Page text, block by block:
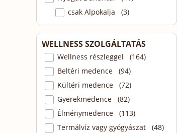
csak Alpokalja (3)
WELLNESS SZOLGÁLTATÁS
Wellness részleggel (164)
Beltéri medence (94)
Kültéri medence (72)
Gyerekmedence (82)
Élménymedence (113)
Termálvíz vagy gyógyászat (48)